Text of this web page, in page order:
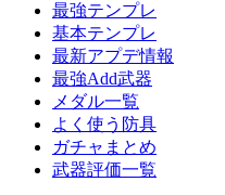
最強テンプレ
基本テンプレ
最新アプデ情報
最強Add武器
メダル一覧
よく使う防具
ガチャまとめ
武器評価一覧